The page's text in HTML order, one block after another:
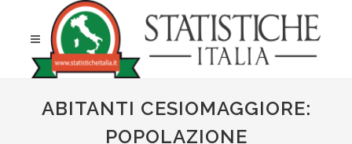
ABITANTI CESIOMAGGIORE:
POPOLAZIONE